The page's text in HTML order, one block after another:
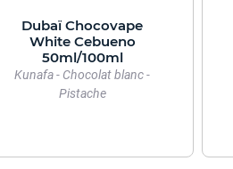
Dubaï Chocovape
White Cebueno
50ml/100ml
Kunafa - Chocolat blanc -
Pistache